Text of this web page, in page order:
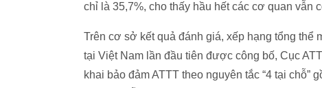
chỉ là 35,7%, cho thấy hầu hết các cơ quan vẫn
Trên cơ sở kết quả đánh giá, xếp hạng tổng
tại Việt Nam lần đầu tiên được công bố, Cục
khai bảo đảm ATTT theo nguyên tắc “4 tại